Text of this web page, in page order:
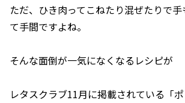
ただ、ひき肉ってこねたり混ぜたりで
て手間ですよね。
そんな面倒が一気になくなるレシピが
レタスクラブ11月に掲載されている「